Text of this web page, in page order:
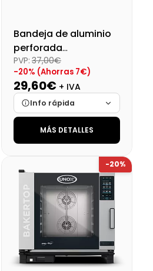
Bandeja de aluminio
perforada
600X400X15
PVP: 37,00€
-20% (Ahorras 7€)
29,60€ + IVA
Info rápida
Marca
Cargando…
Cargando…
Precio final (+21%) 35,82 €
MÁS DETALLES
-20%